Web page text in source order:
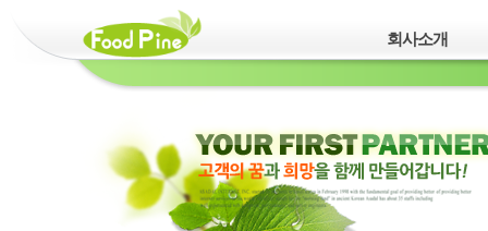
회사소개